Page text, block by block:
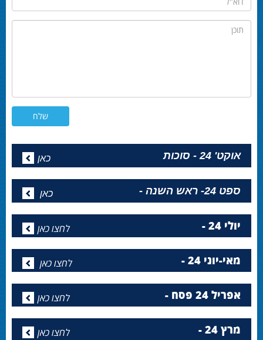
תוכן
אוקט' 24 - סוכות כאן
ספט 24- ראש השנה - כאן
יולי 24 - לחצו כאן
מאי-יוני 24 - לחצו כאן
אפריל 24 פסח - לחצו כאן
מרץ 24 - לחצו כאן